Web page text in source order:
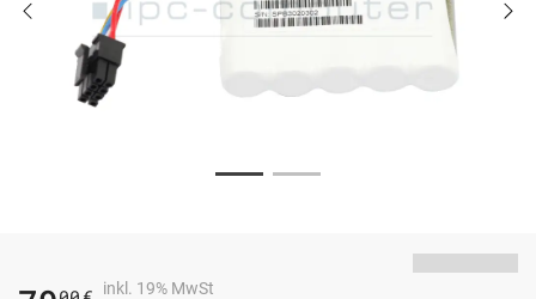
inkl. 19% MwSt